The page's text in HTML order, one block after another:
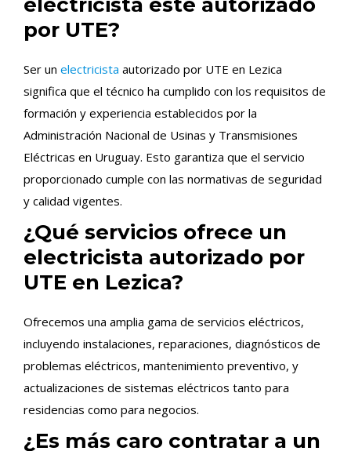
por UTE?
Ser un electricista autorizado por UTE en Lezica
significa que el técnico ha cumplido con los requisitos de
formación y experiencia establecidos por la
Administración Nacional de Usinas y Transmisiones
Eléctricas en Uruguay. Esto garantiza que el servicio
proporcionado cumple con las normativas de seguridad
y calidad vigentes.
¿Qué servicios ofrece un
electricista autorizado por
UTE en Lezica?
Ofrecemos una amplia gama de servicios eléctricos,
incluyendo instalaciones, reparaciones, diagnósticos de
problemas eléctricos, mantenimiento preventivo, y
actualizaciones de sistemas eléctricos tanto para
residencias como para negocios.
¿Es más caro contratar a un